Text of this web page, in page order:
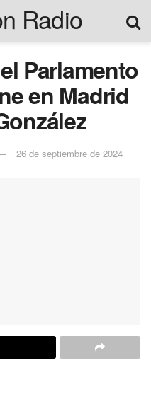
Parlamento
en Madrid
26 de septiembre de 2024